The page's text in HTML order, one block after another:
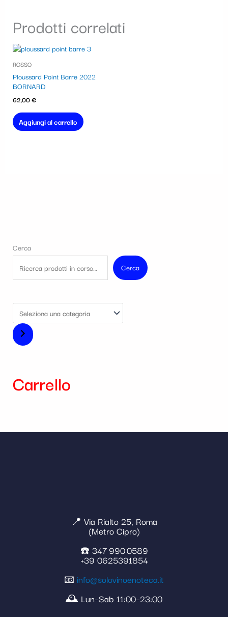
Prodotti correlati
ROSSO
Ploussard Point Barre 2022
BORNARD
62,00€
Aggiungi al carrello
Cerca
Cerca
Carrello
📍 Via Rialto 25, Roma
(Metro Cipro)
☎️ 347 990 0589
+39 0625391854
📧 info@solovinoenoteca.it
🕰️ Lun–Sab 11:00–23:00